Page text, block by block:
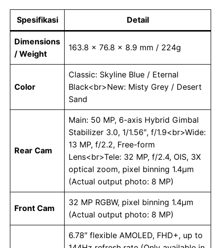
Spesifikasi Detail
Dimensions
/ Weight
163.8 x 76.8 x 8.9 mm / 224g
Color
Classic: Skyline Blue / Eternal
Black<br>New: Misty Grey / Desert
Sand
Rear Cam
Main: 50 MP, 6-axis Hybrid Gimbal
Stabilizer 3.0, 1/1.56″, f/1.9<br>Wide:
13 MP, f/2.2, Free-form
Lens<br>Tele: 32 MP, f/2.4, OIS, 3X
optical zoom, pixel binning 1.4μm
(Actual output photo: 8 MP)
Front Cam
32 MP RGBW, pixel binning 1.4μm
(Actual output photo: 8 MP)
6.78″ flexible AMOLED, FHD+, up to